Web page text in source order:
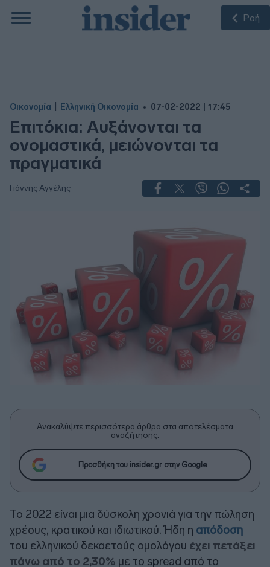
Ροή
Οικονομία Ελληνική Οικονομία 07-02-2022 | 17:45
Επιτόκια: Αυξάνονται τα
ονομαστικά, μειώνονται τα
πραγματικά
Γιάννης Αγγέλης
Ανακαλύψτε περισσότερα άρθρα στα αποτελέσματα
αναζήτησης.
Προσθήκη του insider.gr στην Google
Το 2022 είναι μια δύσκολη χρονιά για την πώληση
χρέους, κρατικού και ιδιωτικού. Ήδη η απόδοση
του ελληνικού δεκαετούς ομολόγου έχει πετάξει
πάνω από το 2,30% με το spread από το